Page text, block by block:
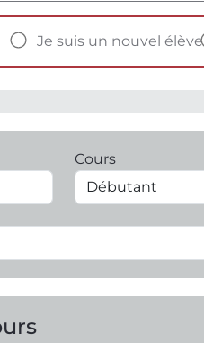
Je suis un nouvel élève
Cours